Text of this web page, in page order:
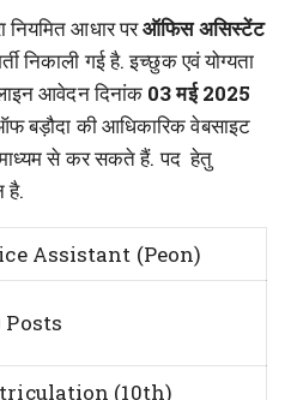
नियमित आधार परऑफिस असिस्टेंट
निकाली गई है. इच्छुक एवं योग्यता
आवेदन दिनांक 03 मई 2025
बड़ौदा की आधिकारिक वेबसाइट
से कर सकते हैं. पद हेतु
है.
Assistant (Peon)
Posts
(10th)